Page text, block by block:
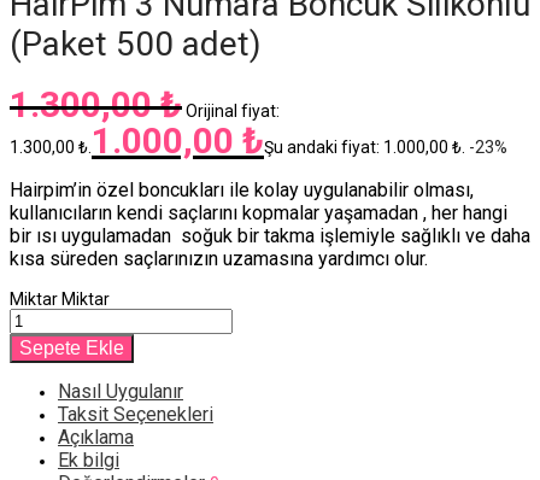
(Paket 500 adet)
1.300,00₺Orijinal fiyat:
1.300,00 ₺. 1.000,00 ₺Şu andaki fiyat: 1.000,00 ₺. -23%
Hairpim’in özel boncukları ile kolay uygulanabilir olması,
kullanıcıların kendi saçlarını kopmalar yaşamadan , her hangi
bir ısı uygulamadan soğuk bir takma işlemiyle sağlıklı ve daha
kısa süreden saçlarınızın uzamasına yardımcı olur.
MiktarMiktar
Sepete Ekle
Nasıl Uygulanır
Taksit Seçenekleri
Açıklama
Ek bilgi